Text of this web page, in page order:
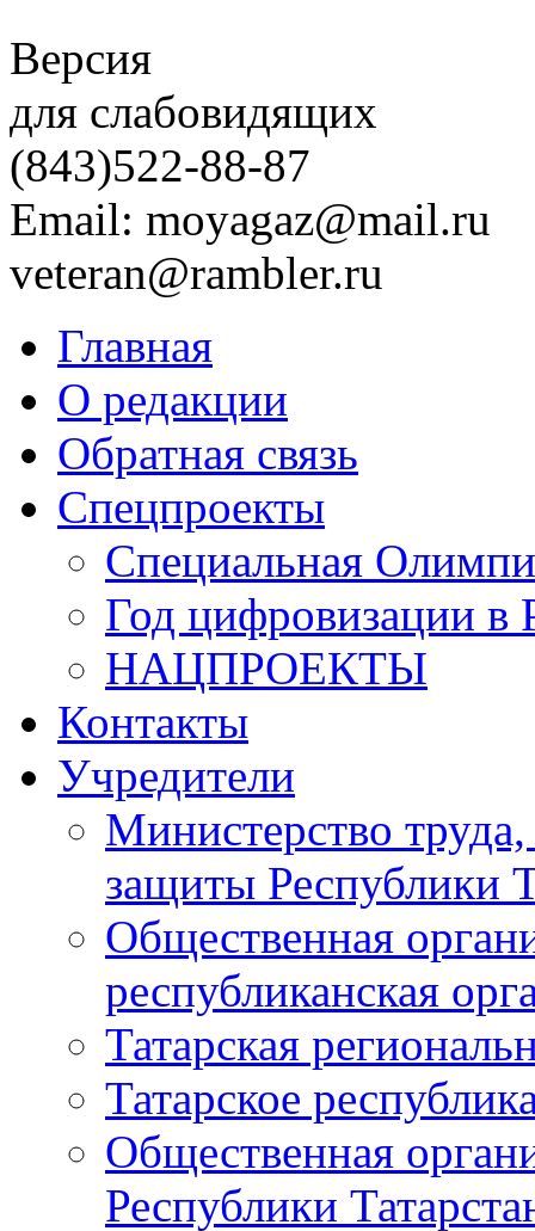
Версия
для слабовидящих
(843)522-88-87
Email: moyagaz@mail.ru
veteran@rambler.ru
Главная
О редакции
Обратная связь
Спецпроекты
Специальная
Год цифровизации в
НАЦПРОЕКТЫ
Контакты
Учредители
Министерство
защиты Республики
Общественная
республиканская
Татарская
Татарское
Общественная
Республики